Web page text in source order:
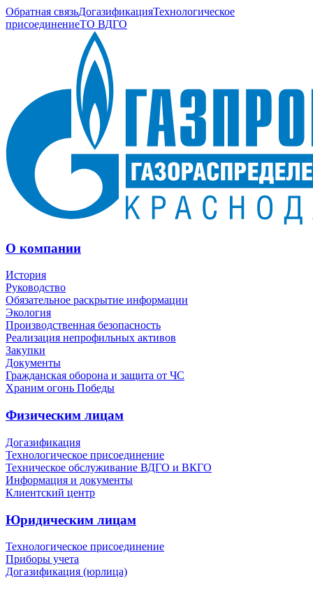
Обратная связьДогазификацияТехнологическое
присоединениеТО ВДГО
О компании
История
Руководство
Обязательное раскрытие информации
Экология
Производственная безопасность
Реализация непрофильных активов
Закупки
Документы
Гражданская оборона и защита от ЧС
Храним огонь Победы
Физическим лицам
Догазификация
Технологическое присоединение
Техническое обслуживание ВДГО и ВКГО
Информация и документы
Клиентский центр
Юридическим лицам
Технологическое присоединение
Приборы учета
Догазификация (юрлица)